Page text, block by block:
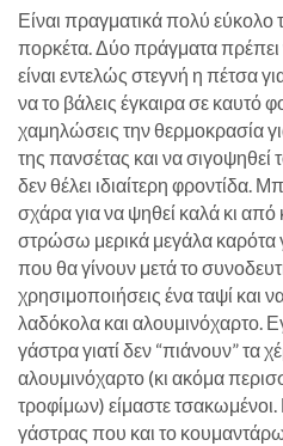
Είναι πραγματικά πολύ εύκολο
πορκέτα. Δύο πράγματα
είναι εντελώς στεγνή η πέτσα
να το βάλεις έγκαιρα σε καυτό
χαμηλώσεις την θερμοκρασία
της πανσέτας και να
δεν θέλει ιδιαίτερη φροντίδα.
σχάρα για να ψηθεί καλά κι
στρώσω μερικά μεγάλα καρότα
που θα γίνουν μετά το
χρησιμοποιήσεις ένα ταψί και
λαδόκολα και αλουμινόχαρτο.
γάστρα γιατί δεν “πιάνουν” τα
αλουμινόχαρτο (κι ακόμα
τροφίμων) είμαστε
γάστρας που και το κουμαντάρω